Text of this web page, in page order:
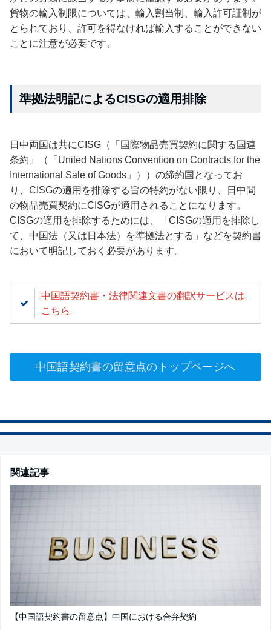
貨物の輸入制限については、輸入割当制、輸入許可証制が
とられており、許可を得なければ輸入することができない
ことに注意が必要です。
準拠法明記によるCISGの適用排除
日中両国は共にCISG（「国際物品売買契約に関する国連
条約」（「United Nations Convention on Contracts for the
International Sale of Goods」））の締約国となってお
り、CISGの適用を排除する旨の特約がない限り、日中間
の物品売買契約にCISGが適用されることになります。
CISGの適用を排除するためには、「CISGの適用を排除し
て、中国法（又は日本法）を準拠法とする」などを契約書
において明記しておく必要があります。
中国語契約書・法律関連文書の翻訳サービスは
こちら
中国語契約書の留意点のトップページへ
関連記事
【中国語契約書の留意点】中国における合弁契約